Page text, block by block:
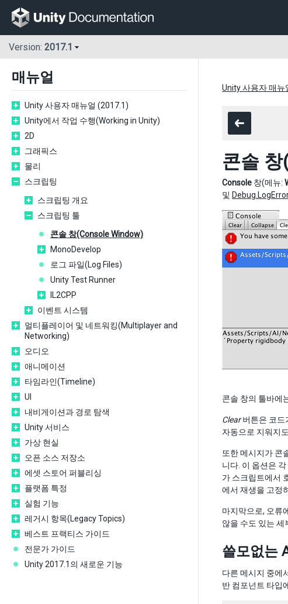
Version: 2017.1
매뉴얼
Unity 사용자 매뉴얼 (2017.1)
Unity에서 작업 수행(Working in Unity)
2D
그래픽스
물리
스크립팅
스크립팅 개요
스크립팅 툴
콘솔 창(Console Window)
MonoDevelop
로그 파일(Log Files)
Unity Test Runner
IL2CPP
이벤트 시스템
멀티플레이어 및 네트워킹(Multiplayer and
Networking)
오디오
애니메이션
타임라인(Timeline)
UI
내비게이션과 경로 탐색
Unity 서비스
가상 현실
오픈 소스 저장소
에셋 스토어 퍼블리싱
플랫폼 특정
실험 기능
레거시 항목(Legacy Topics)
베스트 프랙티스 가이드
전문가 가이드
Unity 2017.1의 새로운 기능
Unity 사용자 매뉴
콘솔 창
Console 창(메뉴:
및
콘솔 창의 툴바에
Clear버튼은 코드
자동으로 지워지
또한 메시지가 콘
니다. 이 옵션은
가 스크립트에서
에서 재생을 고정
마지막으로, 오류
않을 수도 있는 세
쓸모없는
다른 메시지 중에
반 컴포넌트 타입